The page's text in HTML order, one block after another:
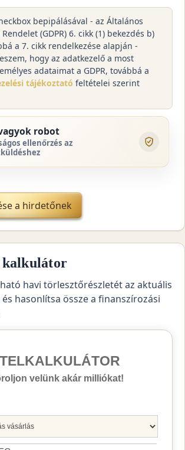
bepipálásával - az Általános
(GDPR) 6. cikk (1) bekezdés b)
a 7. cikk rendelkezése alapján -
hogy az adatkezelő a most
adataimat a GDPR, továbbá a
tájékoztató feltételei szerint
robot
ellenőrzés az
a hirdetőnek
havi törlesztőrészletét az aktuális
hasonlítsa össze a finanszírozási